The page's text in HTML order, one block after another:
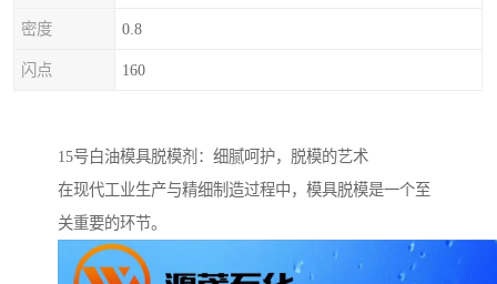
密度 0.8
闪点 160
15号白油模具脱模剂：细腻呵护，脱模的艺术
在现代工业生产与精细制造过程中，模具脱模是一个至
关重要的环节。